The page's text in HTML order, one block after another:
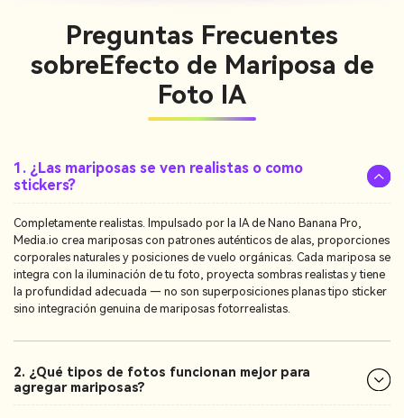
Preguntas Frecuentes
sobreEfecto de Mariposa de
Foto IA
1. ¿Las mariposas se ven realistas o como
stickers?
Completamente realistas. Impulsado por la IA de Nano Banana Pro,
Media.io crea mariposas con patrones auténticos de alas, proporciones
corporales naturales y posiciones de vuelo orgánicas. Cada mariposa se
integra con la iluminación de tu foto, proyecta sombras realistas y tiene
la profundidad adecuada — no son superposiciones planas tipo sticker
sino integración genuina de mariposas fotorrealistas.
2. ¿Qué tipos de fotos funcionan mejor para
agregar mariposas?